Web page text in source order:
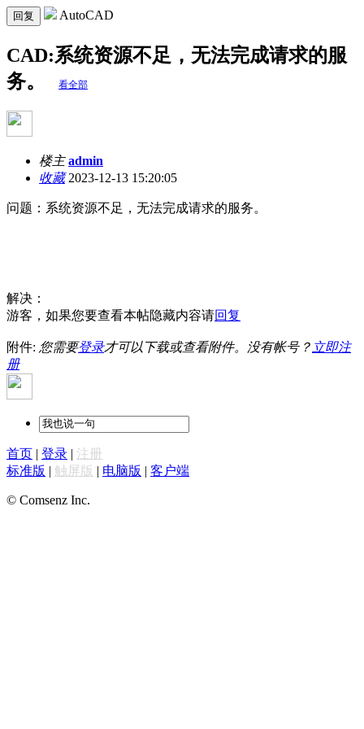
回复 AutoCAD
CAD:系统资源不足，无法完成请求的服
务。
看全部
楼主 admin
收藏2023-12-13 15:20:05
问题：系统资源不足，无法完成请求的服务。
解决：
游客，如果您要查看本帖隐藏内容请回复
附件: 您需要登录才可以下载或查看附件。没有帐号？ 立即注
册
首页 | 登录 | 注册
标准版 | 触屏版 | 电脑版 | 客户端
© Comsenz Inc.